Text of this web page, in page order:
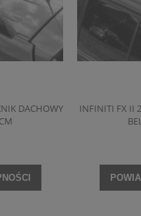
DACHOWY
INFINITI FX II